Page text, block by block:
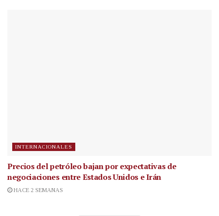
INTERNACIONALES
Precios del petróleo bajan por expectativas de
negociaciones entre Estados Unidos e Irán
HACE 2 SEMANAS